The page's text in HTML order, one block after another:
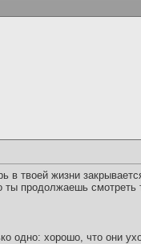
твоей жизни
продолжаешь
одно: хорошо, что они